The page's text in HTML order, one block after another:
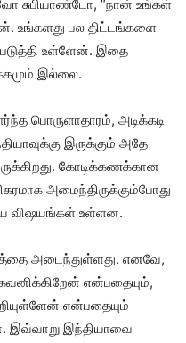
சுபியாண்டோ, “நான் உங்கள்
உங்களது பல திட்டங்களை
உள்ளேன். இதை
இல்லை.
பொருளாதாரம், அடிக்கடி
இருக்கும் அதே
கோடிக்கணக்கான
அமைந்திருக்கும்போது
விஷயங்கள் உள்ளன.
அடைந்துள்ளது. எனவே,
என்பதையும்,
என்பதையும்
இவ்வாறு இந்தியாவை